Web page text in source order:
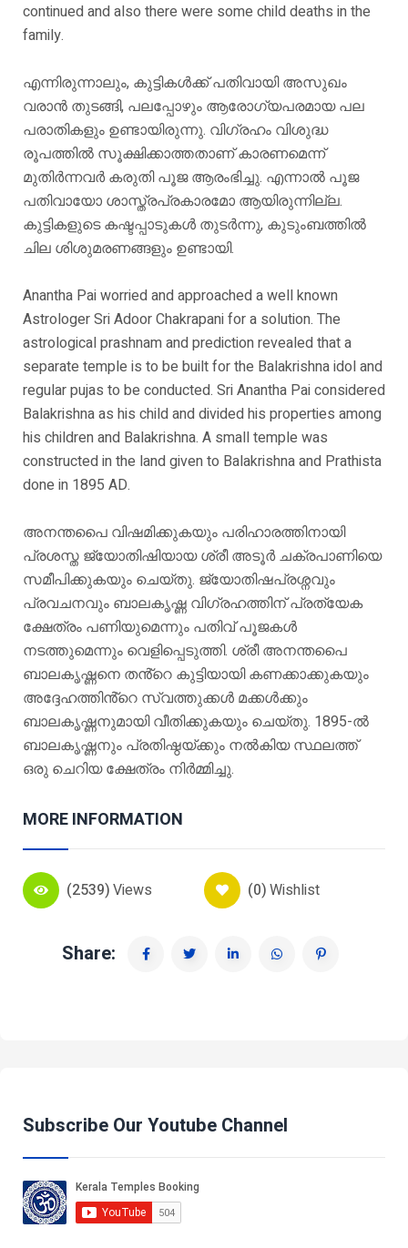
continued and also there were some child deaths in the
family.
എന്നിരുന്നാലും, കുട്ടികൾക്ക് പതിവായി അസുഖം
വരാൻ തുടങ്ങി, പലപ്പോഴും ആരോഗ്യപരമായ പല
പരാതികളും ഉണ്ടായിരുന്നു. വിഗ്രഹം വിശുദ്ധ
രൂപത്തിൽ സൂക്ഷിക്കാത്തതാണ് കാരണമെന്ന്
മുതിർന്നവർ കരുതി പൂജ ആരംഭിച്ചു. എന്നാൽ പൂജ
പതിവായോ ശാസ്ത്രപ്രകാരമോ ആയിരുന്നില്ല.
കുട്ടികളുടെ കഷ്ടപ്പാടുകൾ തുടർന്നു, കുടുംബത്തിൽ
ചില ശിശുമരണങ്ങളും ഉണ്ടായി.
Anantha Pai worried and approached a well known
Astrologer Sri Adoor Chakrapani for a solution. The
astrological prashnam and prediction revealed that a
separate temple is to be built for the Balakrishna idol and
regular pujas to be conducted. Sri Anantha Pai considered
Balakrishna as his child and divided his properties among
his children and Balakrishna. A small temple was
constructed in the land given to Balakrishna and Prathista
done in 1895 AD.
അനന്തപൈ വിഷമിക്കുകയും പരിഹാരത്തിനായി
പ്രശസ്ത ജ്യോതിഷിയായ ശ്രീ അടൂർ ചക്രപാണിയെ
സമീപിക്കുകയും ചെയ്തു. ജ്യോതിഷപ്രശ്നവും
പ്രവചനവും ബാലകൃഷ്ണ വിഗ്രഹത്തിന് പ്രത്യേക
ക്ഷേത്രം പണിയുമെന്നും പതിവ് പൂജകൾ
നടത്തുമെന്നും വെളിപ്പെടുത്തി. ശ്രീ അനന്തപൈ
ബാലകൃഷ്ണനെ തൻ്റെ കുട്ടിയായി കണക്കാക്കുകയും
അദ്ദേഹത്തിൻ്റെ സ്വത്തുക്കൾ മക്കൾക്കും
ബാലകൃഷ്ണനുമായി വീതിക്കുകയും ചെയ്തു. 1895-ൽ
ബാലകൃഷ്ണനും പ്രതിഷ്ഠയ്ക്കും നൽകിയ സ്ഥലത്ത്
ഒരു ചെറിയ ക്ഷേത്രം നിർമ്മിച്ചു.
MORE INFORMATION
(2539)Views (0)Wishlist
Share:
Subscribe Our Youtube Channel